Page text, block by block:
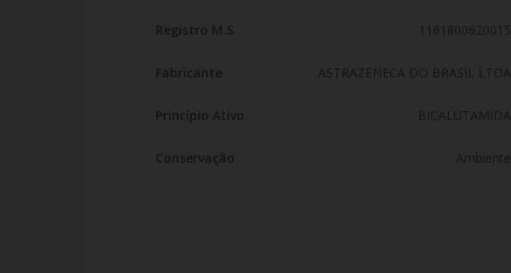
Registro M.S 1161800620015
Fabricante ASTRAZENECA DO BRASIL LTDA
Princípio Ativo BICALUTAMIDA
Conservação Ambiente